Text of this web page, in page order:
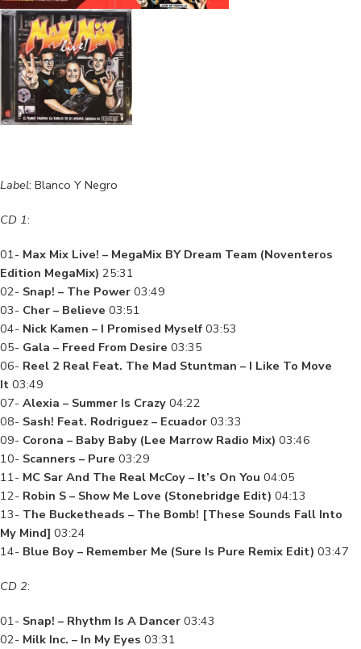
Label: Blanco Y Negro
CD 1:
01- Max Mix Live! – MegaMix BY Dream Team (Noventeros
Edition MegaMix) 25:31
02- Snap! – The Power 03:49
03- Cher – Believe 03:51
04- Nick Kamen – I Promised Myself 03:53
05- Gala – Freed From Desire 03:35
06- Reel 2 Real Feat. The Mad Stuntman – I Like To Move
It 03:49
07- Alexia – Summer Is Crazy 04:22
08- Sash! Feat. Rodriguez – Ecuador 03:33
09- Corona – Baby Baby (Lee Marrow Radio Mix) 03:46
10- Scanners – Pure 03:29
11- MC Sar And The Real McCoy – It’s On You 04:05
12- Robin S – Show Me Love (Stonebridge Edit) 04:13
13- The Bucketheads – The Bomb! [These Sounds Fall Into
My Mind] 03:24
14- Blue Boy – Remember Me (Sure Is Pure Remix Edit) 03:47
CD 2:
01- Snap! – Rhythm Is A Dancer 03:43
02- Milk Inc. – In My Eyes 03:31